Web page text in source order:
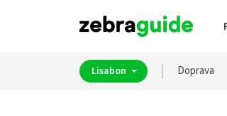
Lisabon Doprava